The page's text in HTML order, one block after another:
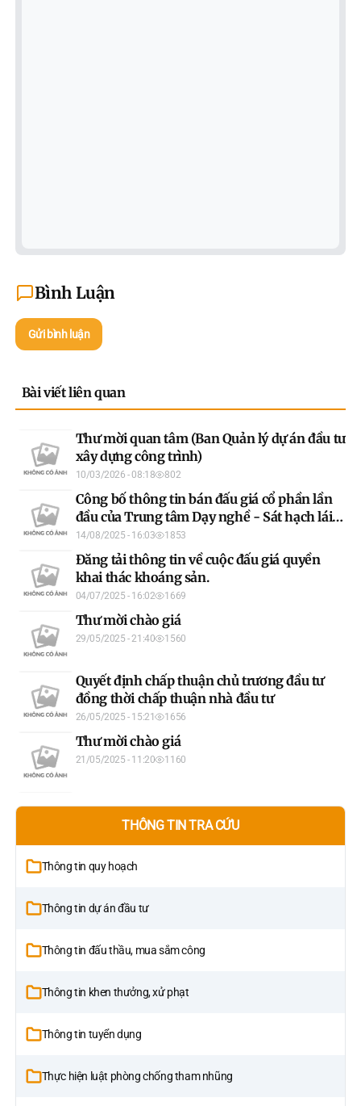
Bình Luận
Gửi bình luận
Bài viết liên quan
Thư mời quan tâm (Ban Quản lý dự án đầu tư
xây dựng công trình)
10/03/2026 - 08:18 802
Công bố thông tin bán đấu giá cổ phần lần
đầu của Trung tâm Dạy nghề - Sát hạch lái
xe
14/08/2025 - 16:03 1853
Đăng tải thông tin về cuộc đấu giá quyền
khai thác khoáng sản.
04/07/2025 - 16:02 1669
Thư mời chào giá
29/05/2025 - 21:40 1560
Quyết định chấp thuận chủ trương đầu tư
đồng thời chấp thuận nhà đầu tư
26/05/2025 - 15:21 1656
Thư mời chào giá
21/05/2025 - 11:20 1160
THÔNG TIN TRA CỨU
Thông tin quy hoạch
Thông tin dự án đầu tư
Thông tin đấu thầu, mua sắm công
Thông tin khen thưởng, xử phạt
Thông tin tuyển dụng
Thực hiện luật phòng chống tham nhũng